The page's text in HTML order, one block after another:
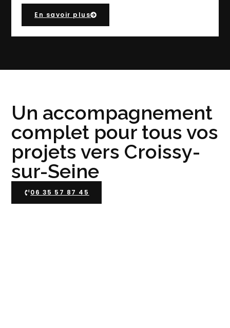
En savoir plus
Un accompagnement
complet pour tous vos
projets vers Croissy-
sur-Seine
06 35 57 87 45